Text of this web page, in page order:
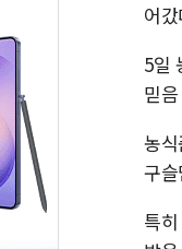
어
5일
믿
농
구
특